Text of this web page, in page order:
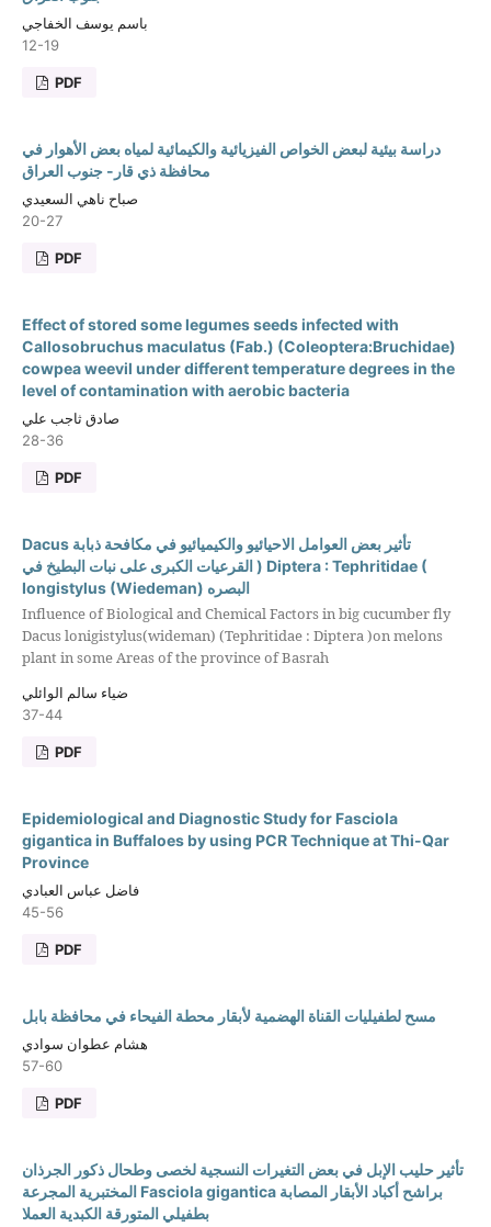
باسم يوسف الخفاجي
12-19
PDF
دراسة بيئية لبعض الخواص الفيزيائية والكيمائية لمياه بعض الأهوار في
محافظة ذي قار- جنوب العراق
صباح ناهي السعيدي
20-27
PDF
Effect of stored some legumes seeds infected with
Callosobruchus maculatus (Fab.) (Coleoptera:Bruchidae)
cowpea weevil under different temperature degrees in the
level of contamination with aerobic bacteria
صادق ثاجب علي
28-36
PDF
Dacus تأثير بعض العوامل الاحيائيو والكيميائيو في مكافحة ذبابة
القرعيات الكبرى على نبات البطيخ في ) Diptera : Tephritidae (
Iongistylus (Wiedeman) البصره
Influence of Biological and Chemical Factors in big cucumber fly
Dacus lonigistylus(wideman) (Tephritidae : Diptera )on melons
plant in some Areas of the province of Basrah
ضياء سالم الوائلي
37-44
PDF
Epidemiological and Diagnostic Study for Fasciola
gigantica in Buffaloes by using PCR Technique at Thi-Qar
Province
فاضل عباس العبادي
45-56
PDF
مسح لطفيليات القناة الهضمية لأبقار محطة الفيحاء في محافظة بابل
هشام عطوان سوادي
57-60
PDF
تأثير حليب الإبل في بعض التغيرات النسجية لخصى وطحال ذكور الجرذان
المختبرية المجرعة Fasciola gigantica براشح أكباد الأبقار المصابة
بطفيلي المتورقة الكبدية العملا